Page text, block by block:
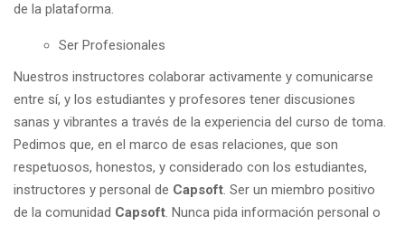
de la plataforma.
Ser Profesionales
Nuestros instructores colaborar activamente y comunicarse
entre sí, y los estudiantes y profesores tener discusiones
sanas y vibrantes a través de la experiencia del curso de toma.
Pedimos que, en el marco de esas relaciones, que son
respetuosos, honestos, y considerado con los estudiantes,
instructores y personal de Capsoft. Ser un miembro positivo
de la comunidad Capsoft. Nunca pida información personal o